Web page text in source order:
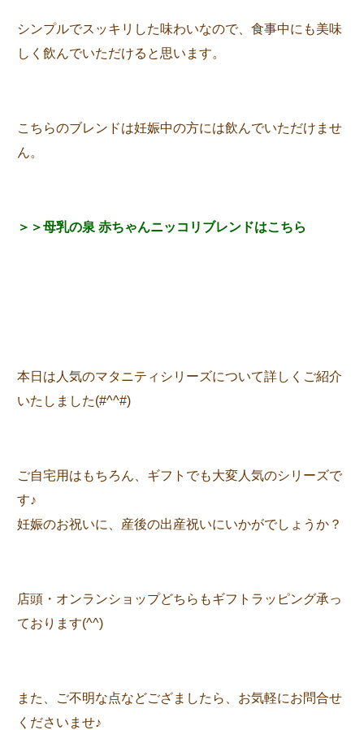
シンプルでスッキリした味わいなので、食事中にも美味
しく飲んでいただけると思います。
こちらのブレンドは妊娠中の方には飲んでいただけませ
ん。
＞＞母乳の泉 赤ちゃんニッコリブレンドはこちら
本日は人気のマタニティシリーズについて詳しくご紹介
いたしました(#^^#)
ご自宅用はもちろん、ギフトでも大変人気のシリーズで
す♪
妊娠のお祝いに、産後の出産祝いにいかがでしょうか？
店頭・オンランショップどちらもギフトラッピング承っ
ております(^^)
また、ご不明な点などござましたら、お気軽にお問合せ
くださいませ♪